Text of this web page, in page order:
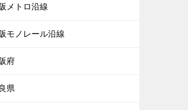
メトロ沿線
モノレール沿線
府
県